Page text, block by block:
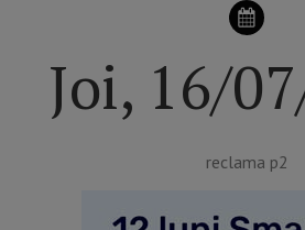
Joi, 16/
reclama p2